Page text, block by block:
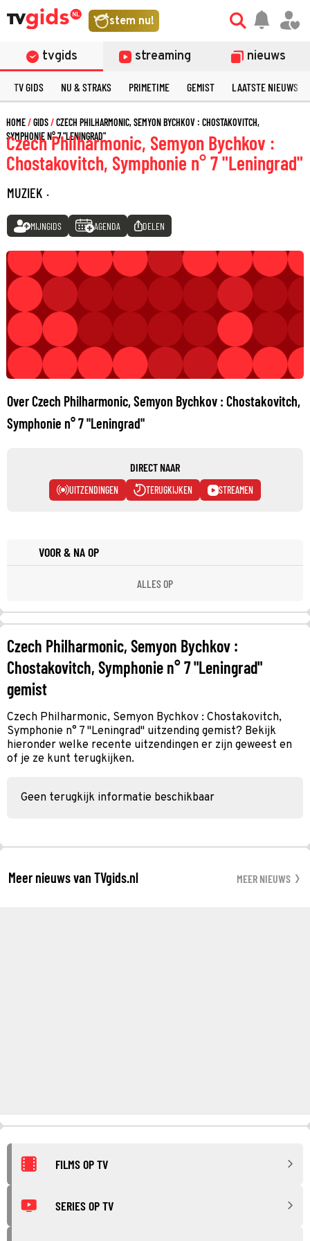
stem nu!
tvgids streaming nieuws
TV GIDS NU & STRAKS PRIMETIME GEMIST LAATSTE NIEUWS
HOME GIDS
CZECH PHILHARMONIC, SEMYON BYCHKOV : CHOSTAKOVITCH,
SYMPHONIE N° 7 "LENINGRAD"
Czech Philharmonic, Semyon Bychkov :
Chostakovitch, Symphonie n° 7 "Leningrad"
MUZIEK ·
MIJNGIDS AGENDA DELEN
Over Czech Philharmonic, Semyon Bychkov : Chostakovitch,
Symphonie n° 7 "Leningrad"
DIRECT NAAR
UITZENDINGEN TERUGKIJKEN STREAMEN
VOOR & NA OP
ALLES OP
Czech Philharmonic, Semyon Bychkov :
Chostakovitch, Symphonie n° 7 "Leningrad"
gemist
Czech Philharmonic, Semyon Bychkov : Chostakovitch,
Symphonie n° 7 "Leningrad" uitzending gemist? Bekijk
hieronder welke recente uitzendingen er zijn geweest en
of je ze kunt terugkijken.
Geen terugkijk informatie beschikbaar
Meer nieuws van TVgids.nl MEER NIEUWS
FILMS OP TV
SERIES OP TV